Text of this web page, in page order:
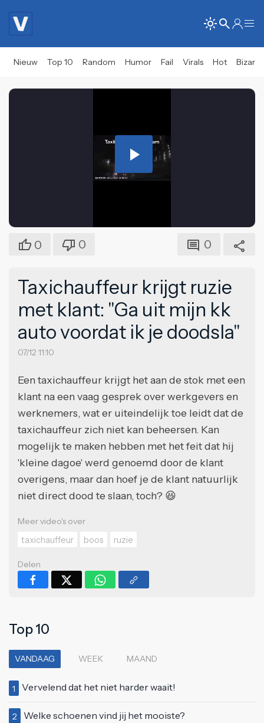
Nieuw Top 10 Random Humor Fail Virals Hot Bizar
Play
Video
0 0 0
Taxichauffeur krijgt ruzie
met klant: "Ga uit mijn kk
auto voordat ik je doodsla"
07/12 11:10
Een taxichauffeur krijgt het aan de stok met een
klant na een vaag gesprek over werkgevers en
werknemers, wat er uiteindelijk toe leidt dat de
taxichauffeur zich niet kan beheersen. Kan
mogelijk te maken hebben met het feit dat hij
'kleine dagoe' werd genoemd door de klant
overigens, maar dan hoef je de klant natuurlijk
niet direct dood te slaan, toch? 😆
Meer video's over
taxichauffeur
boos ruzie
Delen
Top 10
VANDAAG WEEK MAAND
1 Vervelend dat het niet harder waait!
2 Welke schoenen vind jij het mooiste?